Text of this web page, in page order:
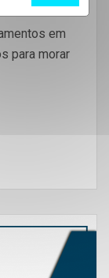
em
para morar